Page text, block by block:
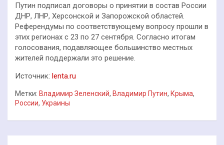
Путин подписал договоры о принятии в состав России
ДНР, ЛНР, Херсонской и Запорожской областей.
Референдумы по соответствующему вопросу прошли в
этих регионах с 23 по 27 сентября. Согласно итогам
голосования, подавляющее большинство местных
жителей поддержали это решение.
Источник: lenta.ru
Метки: Владимир Зеленский, Владимир Путин, Крыма,
России, Украины